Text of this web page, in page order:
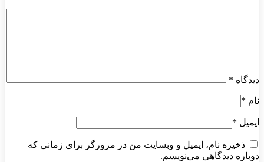
دیدگاه *
نام *
ایمیل *
ذخیره نام، ایمیل و وبسایت من در مرورگر برای زمانی که
دوباره دیدگاهی می‌نویسم.